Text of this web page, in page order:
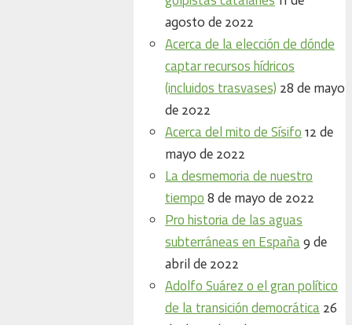
agosto de 2022
Acerca de la elección de dónde
captar recursos hídricos
(incluidos trasvases) 28 de mayo
de 2022
Acerca del mito de Sísifo 12 de
mayo de 2022
La desmemoria de nuestro
tiempo 8 de mayo de 2022
Pro historia de las aguas
subterráneas en España 9 de
abril de 2022
Adolfo Suárez o el gran político
de la transición democrática 26